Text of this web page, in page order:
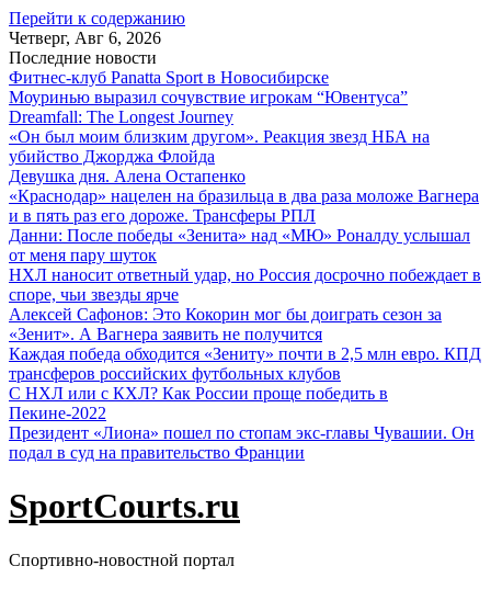
Перейти к содержанию
Четверг, Авг 6, 2026
Последние новости
Фитнес-клуб Panatta Sport в Новосибирске
Моуринью выразил сочувствие игрокам “Ювентуса”
Dreamfall: The Longest Journey
«Он был моим близким другом». Реакция звезд НБА на
убийство Джорджа Флойда
Девушка дня. Алена Остапенко
«Краснодар» нацелен на бразильца в два раза моложе Вагнера
и в пять раз его дороже. Трансферы РПЛ
Данни: После победы «Зенита» над «МЮ» Роналду услышал
от меня пару шуток
НХЛ наносит ответный удар, но Россия досрочно побеждает в
споре, чьи звезды ярче
Алексей Сафонов: Это Кокорин мог бы доиграть сезон за
«Зенит». А Вагнера заявить не получится
Каждая победа обходится «Зениту» почти в 2,5 млн евро. КПД
трансферов российских футбольных клубов
С НХЛ или с КХЛ? Как России проще победить в
Пекине-2022
Президент «Лиона» пошел по стопам экс-главы Чувашии. Он
подал в суд на правительство Франции
SportCourts.ru
Спортивно-новостной портал